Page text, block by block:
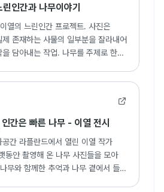
27 “Trees Generations” Bari,
서울(ARTFIELD GALLERY)
29 “인간 나무” 서울 (ARTFIELD
9 “꿈꾸는 나무” 서울 (ARTSPACE
"히말라야" 서울 (Gallery Munrae)
2 “숲(Forest)” 서울 (ARTSPACE
"나무“ 서울 (갤러리 인덱스, A-Tree
"푸른 나무 3“ 서울 (A-Tree Gallery)
"푸른 나무 2" 서울 (Gallery Arte22)
인간과 나무이야기
열의 느린인간 프로젝트. 사진은
존재하는 사물의 일부분을 잘라내어
을 담아내는 작업. 나무를 주제로 한
간은 빠른 나무 - 이열 전시
간 라플란드에서 열린 이열 작가
동안 촬영해 온 나무 사진들을 모아
무와 함께한 추억과 나무 곁에서 들은